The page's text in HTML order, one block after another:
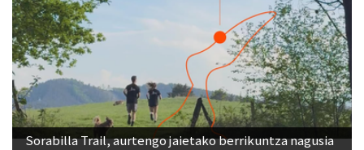
Sorabilla Trail, aurtengo jaietako berrikuntza nagusia